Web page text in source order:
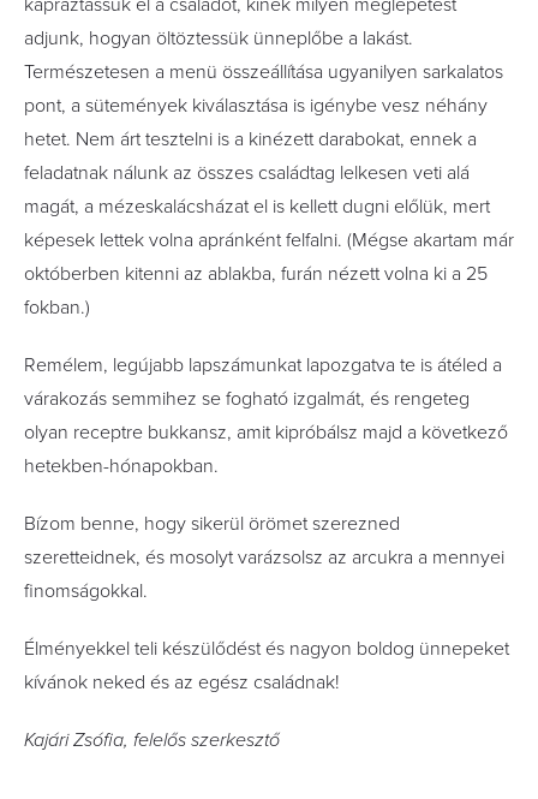
adjunk, hogyan öltöztessük ünneplőbe a lakást.
Természetesen a menü összeállítása ugyanilyen sarkalatos
pont, a sütemények kiválasztása is igénybe vesz néhány
hetet. Nem árt tesztelni is a kinézett darabokat, ennek a
feladatnak nálunk az összes családtag lelkesen veti alá
magát, a mézeskalácsházat el is kellett dugni előlük, mert
képesek lettek volna apránként felfalni. (Mégse akartam már
októberben kitenni az ablakba, furán nézett volna ki a 25
fokban.)
Remélem, legújabb lapszámunkat lapozgatva te is átéled a
várakozás semmihez se fogható izgalmát, és rengeteg
olyan receptre bukkansz, amit kipróbálsz majd a következő
hetekben-hónapokban.
Bízom benne, hogy sikerül örömet szerezned
szeretteidnek, és mosolyt varázsolsz az arcukra a mennyei
finomságokkal.
Élményekkel teli készülődést és nagyon boldog ünnepeket
kívánok neked és az egész családnak!
Kajári Zsófia, felelős szerkesztő